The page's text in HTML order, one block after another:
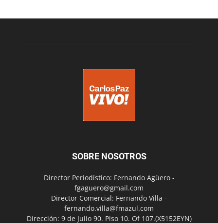
SOBRE NOSOTROS
Director Periodístico: Fernando Agüero -
fgaguero@gmail.com
Director Comercial: Fernando Villa -
fernando.villa@fmazul.com
Dirección: 9 de Julio 90. Piso 10. Of 107.(X5152EYN)